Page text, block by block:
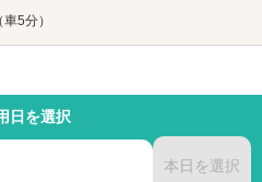
5分）
日を選択
本日を選択